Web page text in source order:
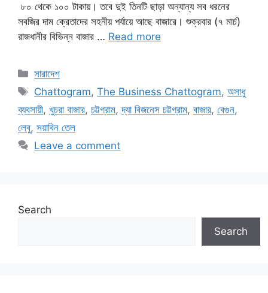
৮০ থেকে ১০০ টাকায়। তবে দুই তিনটি ছাড়া অন্যান্য সব ধরনের
সবজির দাম ক্রেতাদের সহনীয় পর্যায়ে আছে বাজারে। শুক্রবার (৭ মার্চ)
রাজধানীর বিভিন্ন বাজার … Read more
সারাদেশ
Chattogram,The Business Chattogram,অসাধু
ব্যবসায়ী, খুচরা বাজার, চট্টগ্রাম,দ্যা বিজনেস চট্টগ্রাম, বাজার, বেগুন,
লেবু, সয়াবিন তেল
Leave a comment
Search
Search